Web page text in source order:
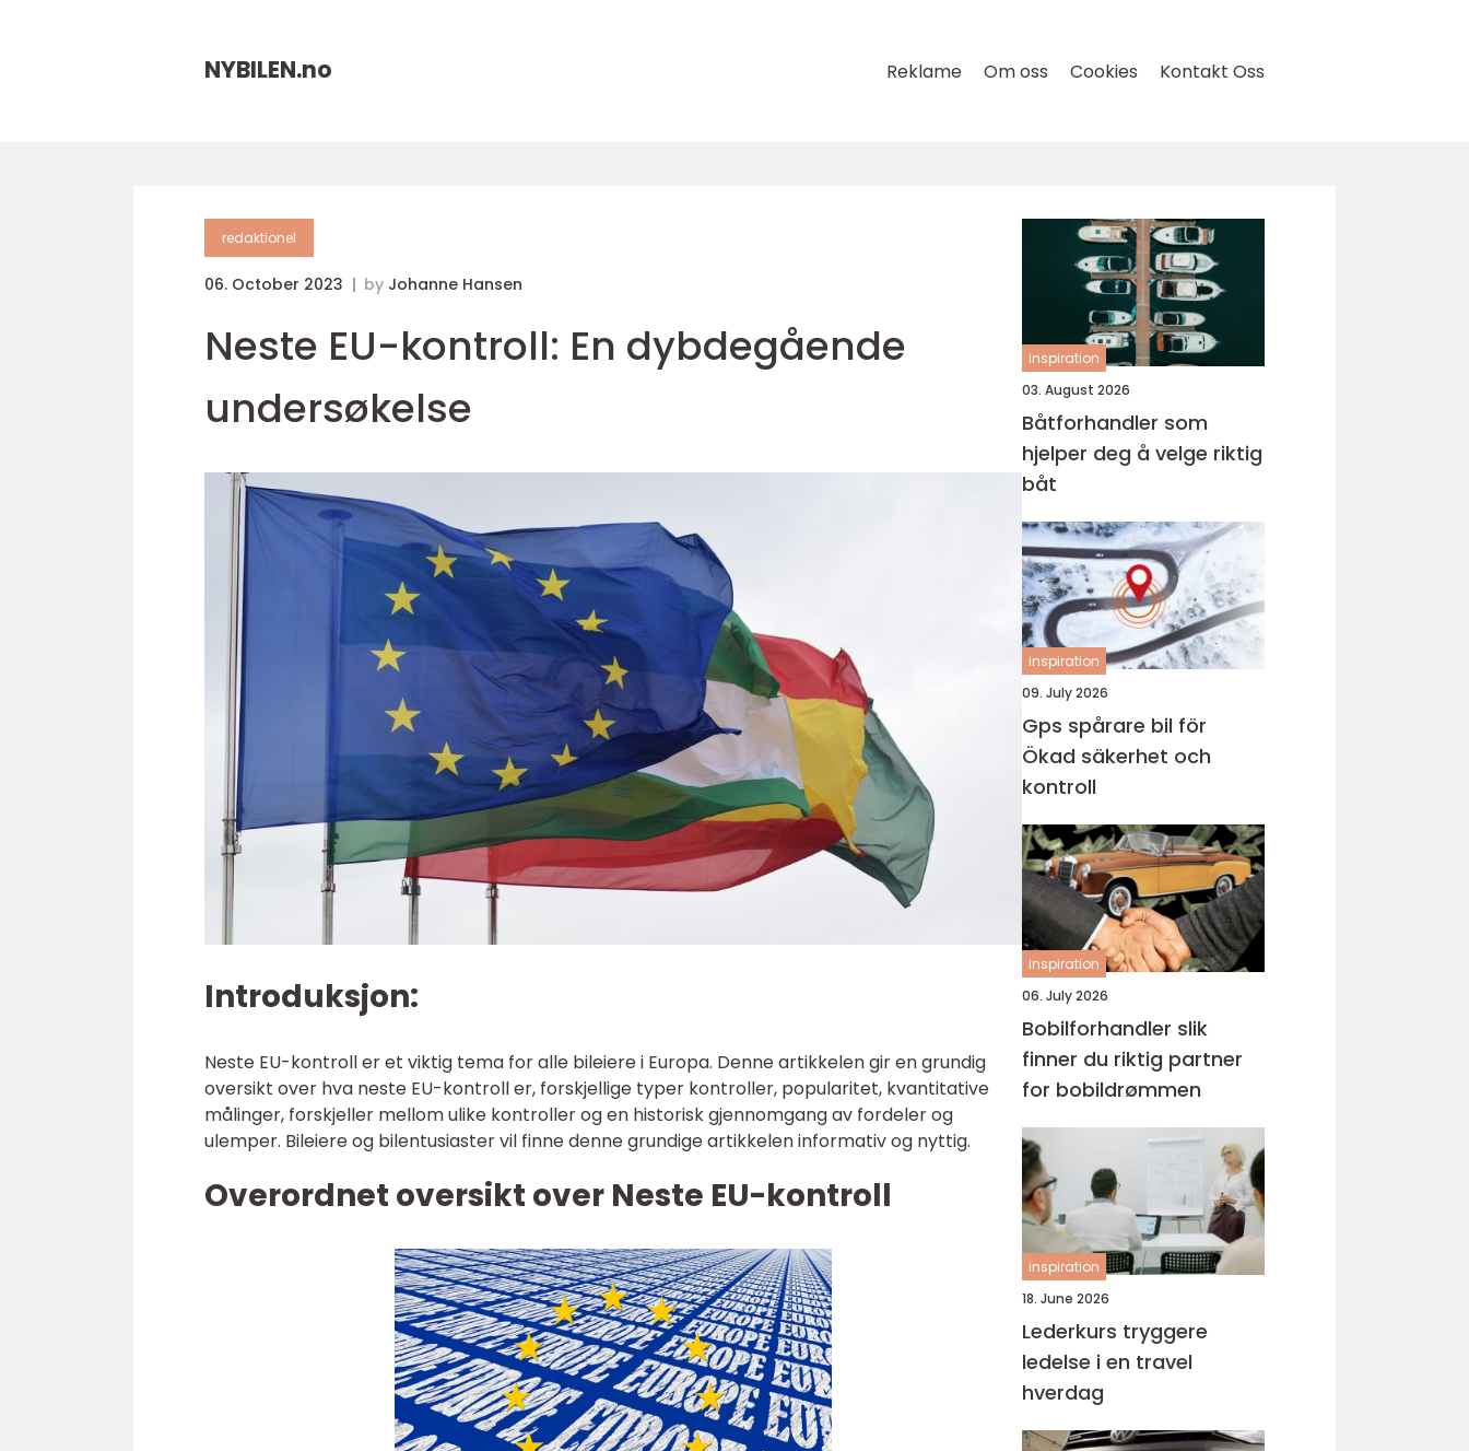
NYBILEN.no Reklame Om oss Cookies Kontakt Oss
redaktionel
06. October 2023 by Johanne Hansen
Neste EU-kontroll: En dybdegående
undersøkelse
Introduksjon:
Neste EU-kontroll er et viktig tema for alle bileiere i Europa. Denne artikkelen gir en grundig
oversikt over hva neste EU-kontroll er, forskjellige typer kontroller, popularitet, kvantitative
målinger, forskjeller mellom ulike kontroller og en historisk gjennomgang av fordeler og
ulemper. Bileiere og bilentusiaster vil finne denne grundige artikkelen informativ og nyttig.
Overordnet oversikt over Neste EU-kontroll
inspiration
03. August 2026
Båtforhandler som
hjelper deg å velge riktig
båt
inspiration
09. July 2026
Gps spårare bil för
Ökad säkerhet och
kontroll
inspiration
06. July 2026
Bobilforhandler slik
finner du riktig partner
for bobildrømmen
inspiration
18. June 2026
Lederkurs tryggere
ledelse i en travel
hverdag